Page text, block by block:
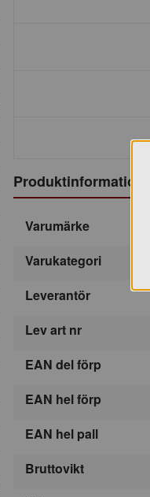
Produktinformation
Varumärke
Varukategori
Leverantör
Lev art nr
EAN del förp
EAN hel förp
EAN hel pall
Bruttovikt